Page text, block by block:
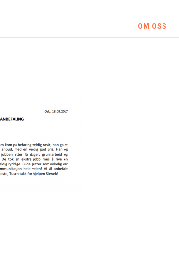
OM OSS